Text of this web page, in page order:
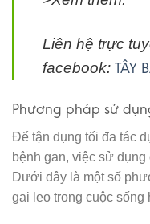
Liên hệ trực
facebook: TÂY
Phương pháp sử
Để tận dụng tối đa tác
bệnh gan, việc sử
Dưới đây là một số
gai leo trong cuộc sống